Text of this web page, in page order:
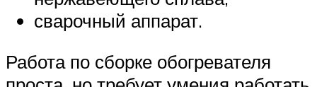
сварочный аппарат.
Работа по сборке обогревателя